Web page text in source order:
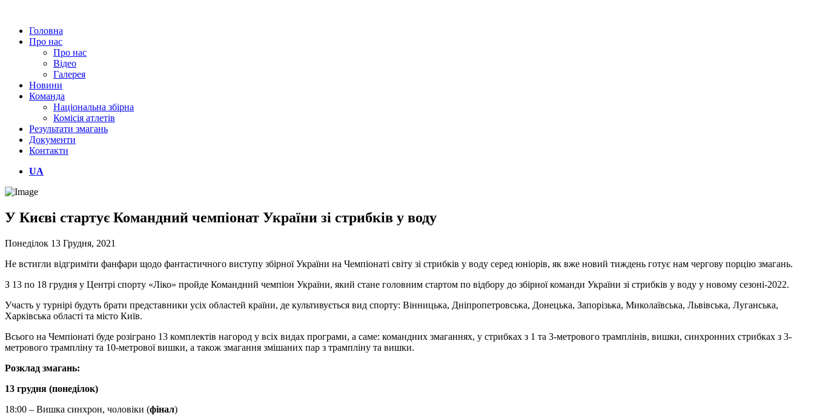
Головна
Про нас
Про нас
Відео
Галерея
Новини
Команда
Національна збірна
Комісія атлетів
Результати змагань
Документи
Контакти
UA
У Києві стартує Командний чемпіонат України зі стрибків у воду
Понеділок 13 Грудня, 2021
Не встигли відгриміти фанфари щодо фантастичного виступу збірної України на Чемпіонаті світу зі стрибків у воду серед юніорів, як вже новий тиждень готує нам чергову порцію змагань.
З 13 по 18 грудня у Центрі спорту «Ліко» пройде Командний чемпіон України, який стане головним стартом по відбору до збірної команди України зі стрибків у воду у новому сезоні-2022.
Участь у турнірі будуть брати представники усіх областей країни, де культивується вид спорту: Вінницька, Дніпропетровська, Донецька, Запорізька, Миколаївська, Львівська, Луганська,
Харківська області та місто Київ.
Всього на Чемпіонаті буде розіграно 13 комплектів нагород у всіх видах програми, а саме: командних змаганнях, у стрибках з 1 та 3-метрового трамплінів, вишки, синхронних стрибках з 3-
метрового трампліну та 10-метрової вишки, а також змагання змішаних пар з трампліну та вишки.
Розклад змагань:
13 грудня (понеділок)
18:00 – Вишка синхрон, чоловіки (фінал)